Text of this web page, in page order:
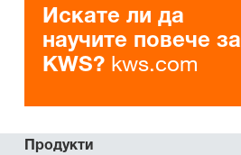
Искате ли да
научите повече за
KWS? kws.com
Продукти